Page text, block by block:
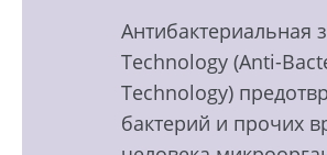
Антибактериальная
Technology (Anti-
Technology)
бактерий и прочих